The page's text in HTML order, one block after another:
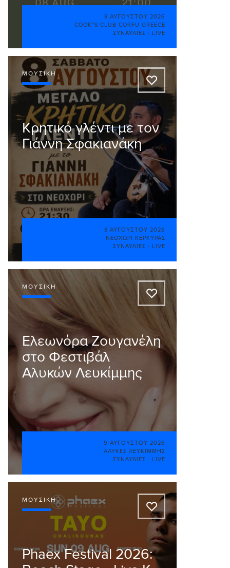
8 ΑΥΓΟΎΣΤΟΥ 2026
COOK"S CLUB CORFU GREECE
ΣΥΝΑΥΛΊΕΣ - LIVE
ΜΟΥΣΙΚΉ
A
Κρητικό γλέντι με τον
Γιάννη Σφακιανάκη
8 ΑΥΓΟΎΣΤΟΥ 2026
ΝΕΟΧΏΡΙ ΚΈΡΚΥΡΑΣ
ΣΥΝΑΥΛΊΕΣ - LIVE
ΜΟΥΣΙΚΉ
A
Ελεωνόρα Ζουγανέλη
στο Φεστιβάλ
Αλυκών Λευκίμμης
9 ΑΥΓΟΎΣΤΟΥ 2026
ΑΛΥΚΈΣ ΛΕΥΚΊΜΜΗΣ
ΣΥΝΑΥΛΊΕΣ - LIVE
ΜΟΥΣΙΚΉ
A
Phaex Festival 2026: